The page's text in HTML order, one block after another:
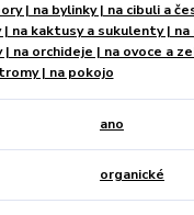
| na bylinky | na cibuli a
| na kaktusy a sukulenty |
| na orchideje | na ovoce a
| na pokojo
ano
organické